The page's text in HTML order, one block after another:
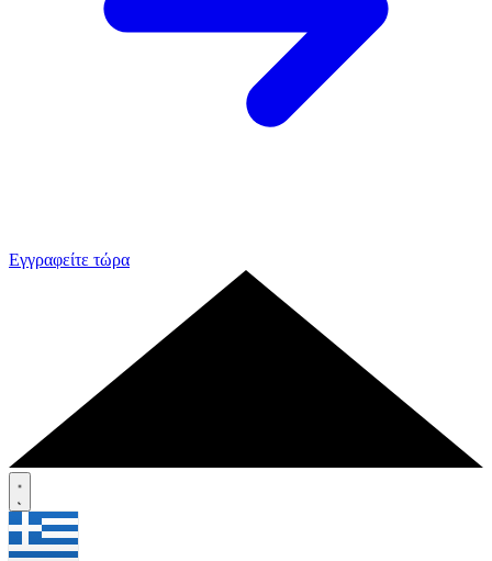
Εγγραφείτε τώρα